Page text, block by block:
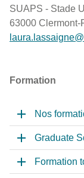
SUAPS - Stade
63000 Clermont-
Formation
Nos
Graduate
Formation